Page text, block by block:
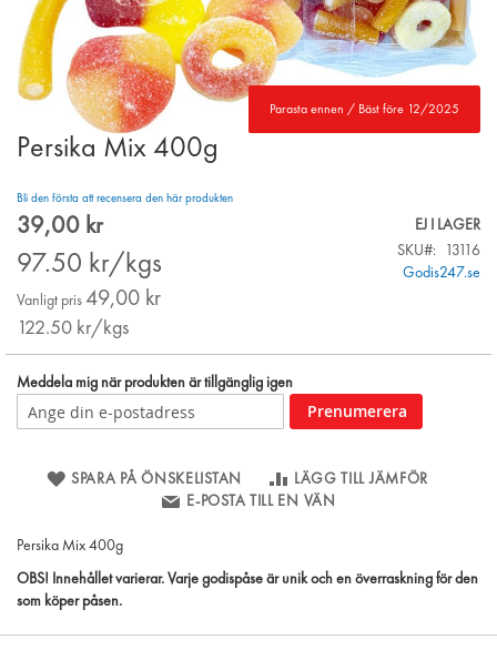
Parasta ennen / Bäst före 12/2025
Skip
of
the
images
gallery
Persika Mix 400g
Bli den första att recensera den här produkten
Special
39,00 kr
97.50 kr/kgs
Vanligt pris 49,00 kr
122.50 kr/kgs
EJ I LAGER
SKU
13116
Godis247.se
Meddela mig när produkten är tillgänglig igen
Prenumerera
SPARA PÅ ÖNSKELISTAN
LÄGG TILL JÄMFÖR
E-POSTA TILL EN VÄN
Persika Mix 400g
OBS! Innehållet varierar. Varje godispåse är unik och en överraskning för den
som köper påsen.